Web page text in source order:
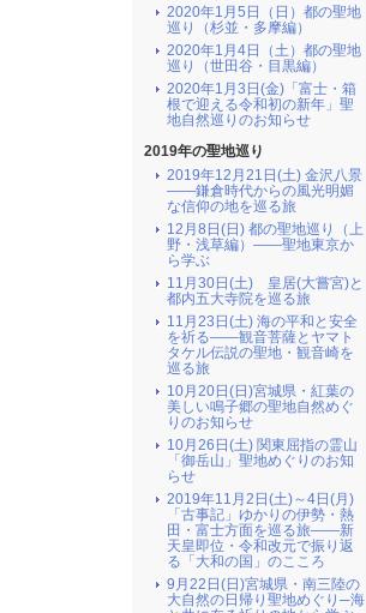
2020年1月5日（日）都の聖地
巡り（杉並・多摩編）
2020年1月4日（土）都の聖地
巡り（世田谷・目黒編）
2020年1月3日(金)「富士・箱
根で迎える令和初の新年」聖
地自然巡りのお知らせ
2019年の聖地巡り
2019年12月21日(土) 金沢八景
――鎌倉時代からの風光明媚
な信仰の地を巡る旅
12月8日(日) 都の聖地巡り（上
野・浅草編）――聖地東京か
ら学ぶ
11月30日(土) 皇居(大嘗宮)と
都内五大寺院を巡る旅
11月23日(土) 海の平和と安全
を祈る――観音菩薩とヤマト
タケル伝説の聖地・観音崎を
巡る旅
10月20日(日)宮城県・紅葉の
美しい鳴子郷の聖地自然めぐ
りのお知らせ
10月26日(土) 関東屈指の霊山
「御岳山」聖地めぐりのお知
らせ
2019年11月2日(土)～4日(月)
「古事記」ゆかりの伊勢・熱
田・富士方面を巡る旅――新
天皇即位・令和改元で振り返
る「大和の国」のこころ
9月22日(日)宮城県・南三陸の
大自然の日帰り聖地めぐり─海